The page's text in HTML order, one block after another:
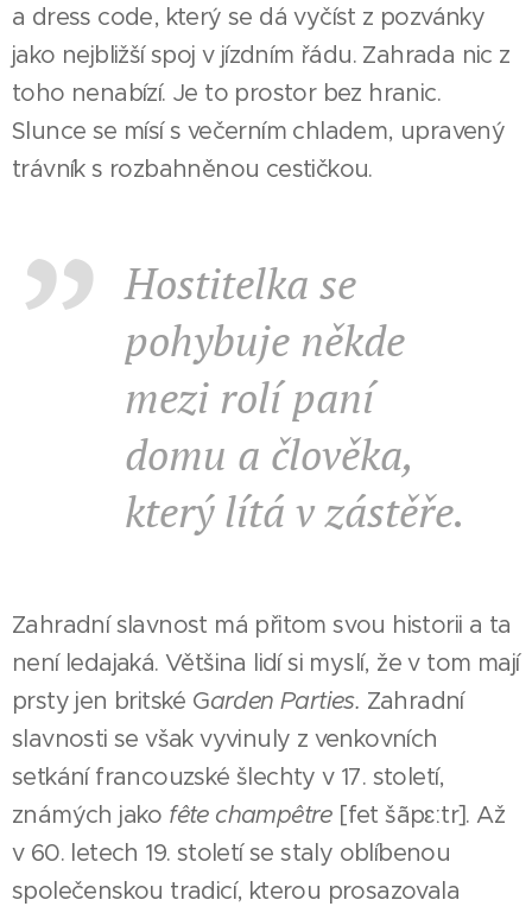
a dress code, který se dá vyčíst z pozvánky
jako nejbližší spoj v jízdním řádu. Zahrada nic z
toho nenabízí. Je to prostor bez hranic.
Slunce se mísí s večerním chladem, upravený
trávník s rozbahněnou cestičkou.
Hostitelka se
pohybuje někde
mezi rolí paní
domu a člověka,
který lítá v zástěře.
Zahradní slavnost má přitom svou historii a ta
není ledajaká. Většina lidí si myslí, že v tom mají
prsty jen britské Garden Parties. Zahradní
slavnosti se však vyvinuly z venkovních
setkání francouzské šlechty v 17. století,
známých jako fête champêtre[fet šãpɛːtr]. Až
v 60. letech 19. století se staly oblíbenou
společenskou tradicí, kterou prosazovala